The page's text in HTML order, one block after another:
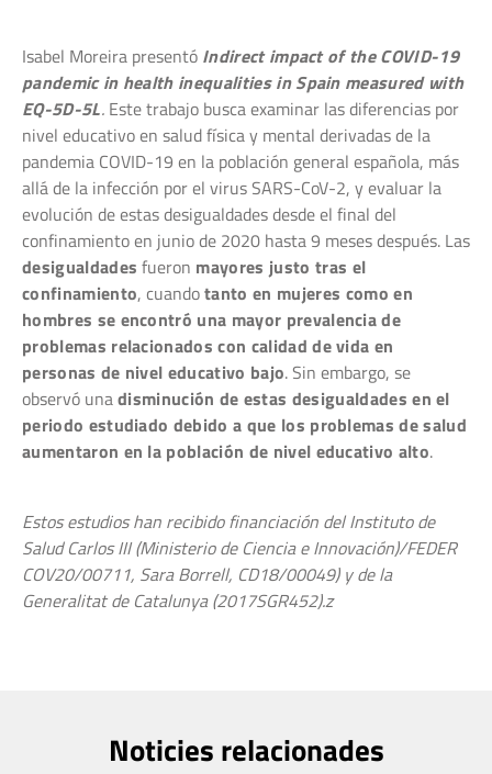
Isabel Moreira presentó Indirect impact of the COVID-19
pandemic in health inequalities in Spain measured with
EQ-5D-5L. Este trabajo busca examinar las diferencias por
nivel educativo en salud física y mental derivadas de la
pandemia COVID-19 en la población general española, más
allá de la infección por el virus SARS-CoV-2, y evaluar la
evolución de estas desigualdades desde el final del
confinamiento en junio de 2020 hasta 9 meses después. Las
desigualdadesfueron mayores justo tras el
confinamiento, cuandotanto en mujeres como en
hombres se encontró una mayor prevalencia de
problemas relacionados con calidad de vida en
personas de nivel educativo bajo. Sin embargo, se
observó unadisminución de estas desigualdades en el
periodo estudiado debido a que los problemas de salud
aumentaron en la población de nivel educativo alto.
Estos estudios han recibido financiación del Instituto de
Salud Carlos III (Ministerio de Ciencia e Innovación)/FEDER
COV20/00711, Sara Borrell, CD18/00049) y de la
Generalitat de Catalunya (2017SGR452).z
Noticies relacionades